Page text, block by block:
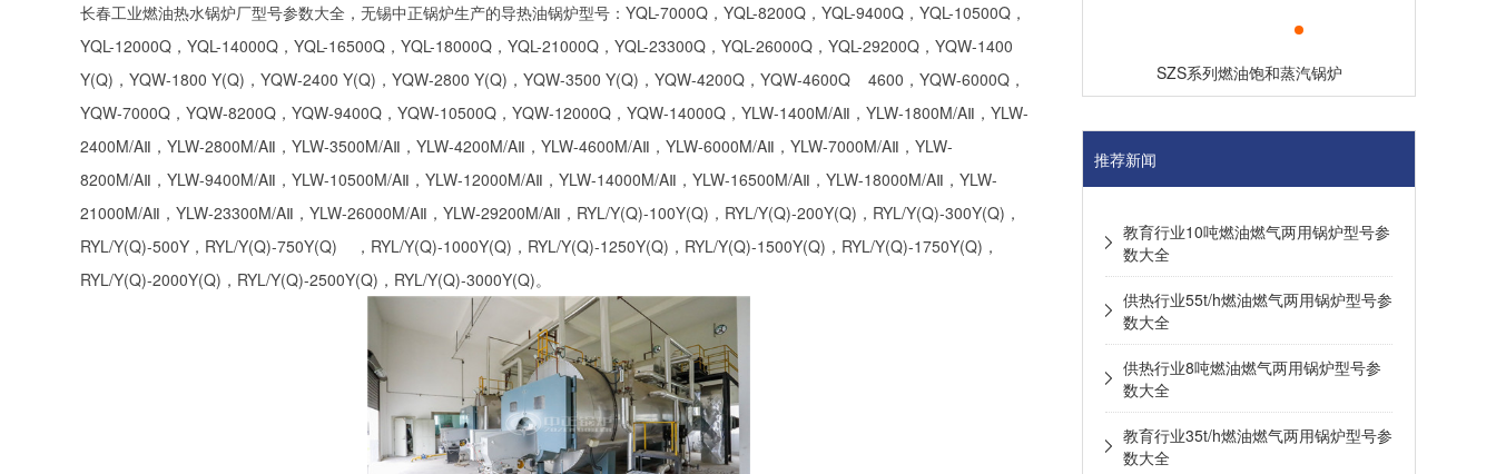
长春工业燃油热水锅炉厂型号参数大全，无锡中正锅炉生产的导热油锅炉型号：YQL-7000Q，YQL-8200Q，YQL-9400Q，YQL-10500Q，
YQL-12000Q，YQL-14000Q，YQL-16500Q，YQL-18000Q，YQL-21000Q，YQL-23300Q，YQL-26000Q，YQL-29200Q，YQW-1400
Y(Q)，YQW-1800 Y(Q)，YQW-2400 Y(Q)，YQW-2800 Y(Q)，YQW-3500 Y(Q)，YQW-4200Q，YQW-4600Q 4600，YQW-6000Q，
YQW-7000Q，YQW-8200Q，YQW-9400Q，YQW-10500Q，YQW-12000Q，YQW-14000Q，YLW-1400M/AⅡ，YLW-1800M/AⅡ，YLW-
2400M/AⅡ，YLW-2800M/AⅡ，YLW-3500M/AⅡ，YLW-4200M/AⅡ，YLW-4600M/AⅡ，YLW-6000M/AⅡ，YLW-7000M/AⅡ，YLW-
8200M/AⅡ，YLW-9400M/AⅡ，YLW-10500M/AⅡ，YLW-12000M/AⅡ，YLW-14000M/AⅡ，YLW-16500M/AⅡ，YLW-18000M/AⅡ，YLW-
21000M/AⅡ，YLW-23300M/AⅡ，YLW-26000M/AⅡ，YLW-29200M/AⅡ，RYL/Y(Q)-100Y(Q)，RYL/Y(Q)-200Y(Q)，RYL/Y(Q)-300Y(Q)，
RYL/Y(Q)-500Y，RYL/Y(Q)-750Y(Q) ，RYL/Y(Q)-1000Y(Q)，RYL/Y(Q)-1250Y(Q)，RYL/Y(Q)-1500Y(Q)，RYL/Y(Q)-1750Y(Q)，
RYL/Y(Q)-2000Y(Q)，RYL/Y(Q)-2500Y(Q)，RYL/Y(Q)-3000Y(Q)。
SZS系列燃油饱和蒸汽锅炉
推荐新闻
教育行业10吨燃油燃气两用锅炉型号参
数大全
供热行业55t/h燃油燃气两用锅炉型号参
数大全
供热行业8吨燃油燃气两用锅炉型号参
数大全
教育行业35t/h燃油燃气两用锅炉型号参
数大全